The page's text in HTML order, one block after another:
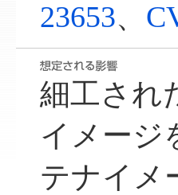
23653、
細工され
イメージ
テナイメ